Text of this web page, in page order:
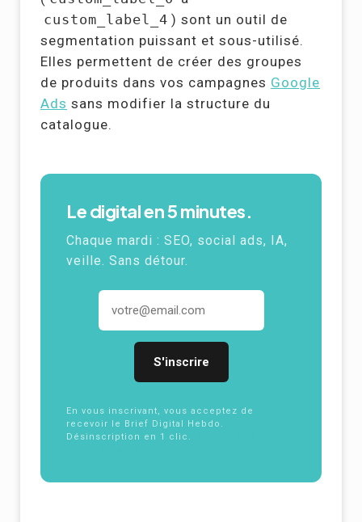
custom_label_4 ) sont un outil de
segmentation puissant et sous-utilisé.
Elles permettent de créer des groupes
de produits dans vos campagnes Google
Ads sans modifier la structure du
catalogue.
Le digital en 5 minutes.
Chaque mardi : SEO, social ads, IA,
veille. Sans détour.
Adresse email
En vous inscrivant, vous acceptez de
recevoir le Brief Digital Hebdo.
Désinscription en 1 clic.